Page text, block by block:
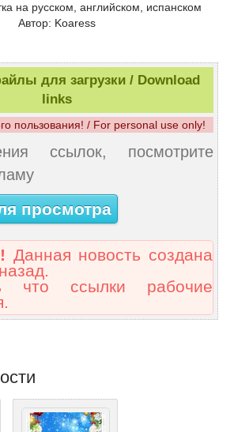
на русском, английском, испанском
Автор: Koaress
для загрузки / Download
links
пользования! / For personal use only!
ссылок, посмотрите
просмотра
Данная новость создана
что ссылки рабочие